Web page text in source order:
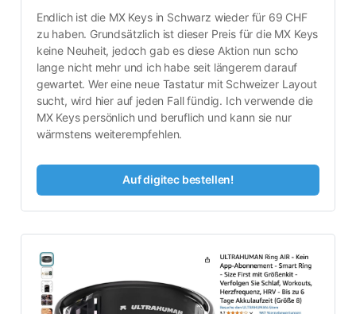
Endlich ist die MX Keys in Schwarz wieder für 69 CHF
zu haben. Grundsätzlich ist dieser Preis für die MX Keys
keine Neuheit, jedoch gab es diese Aktion nun scho
lange nicht mehr und ich habe seit längerem darauf
gewartet. Wer eine neue Tastatur mit Schweizer Layout
sucht, wird hier auf jeden Fall fündig. Ich verwende die
MX Keys persönlich und beruflich und kann sie nur
wärmstens weiterempfehlen.
Auf digitec bestellen!